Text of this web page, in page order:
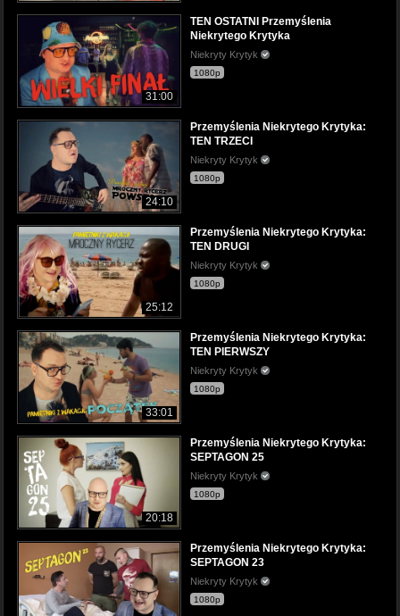
31:00
TEN OSTATNI Przemyślenia
Niekrytego Krytyka
Niekryty Krytyk
1080p
24:10
Przemyślenia Niekrytego Krytyka:
TEN TRZECI
Niekryty Krytyk
1080p
25:12
Przemyślenia Niekrytego Krytyka:
TEN DRUGI
Niekryty Krytyk
1080p
33:01
Przemyślenia Niekrytego Krytyka:
TEN PIERWSZY
Niekryty Krytyk
1080p
20:18
Przemyślenia Niekrytego Krytyka:
SEPTAGON 25
Niekryty Krytyk
1080p
Przemyślenia Niekrytego Krytyka:
SEPTAGON 23
Niekryty Krytyk
1080p